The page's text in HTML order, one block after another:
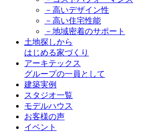
－高いデザイン性
－高い住宅性能
－地域密着のサポート
土地探しから
はじめる家づくり
アーキテックス
グループの一員として
建築実例
スタジオ一覧
モデルハウス
お客様の声
イベント